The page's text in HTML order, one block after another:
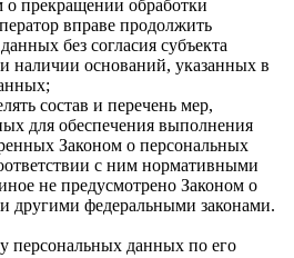
о прекращении обработки
вправе продолжить
без согласия субъекта
наличии оснований, указанных в
состав и перечень мер,
для обеспечения выполнения
Законом о персональных
с ним нормативными
не предусмотрено Законом о
другими федеральными законами.
персональных данных по его